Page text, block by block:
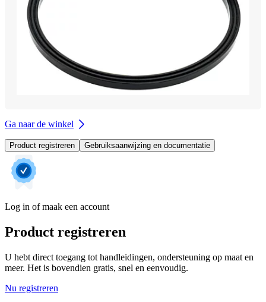
Ga naar de winkel
Product registreren Gebruiksaanwijzing en documentatie
Log in of maak een account
Product registreren
U hebt direct toegang tot handleidingen, ondersteuning op maat en
meer. Het is bovendien gratis, snel en eenvoudig.
Nu registreren